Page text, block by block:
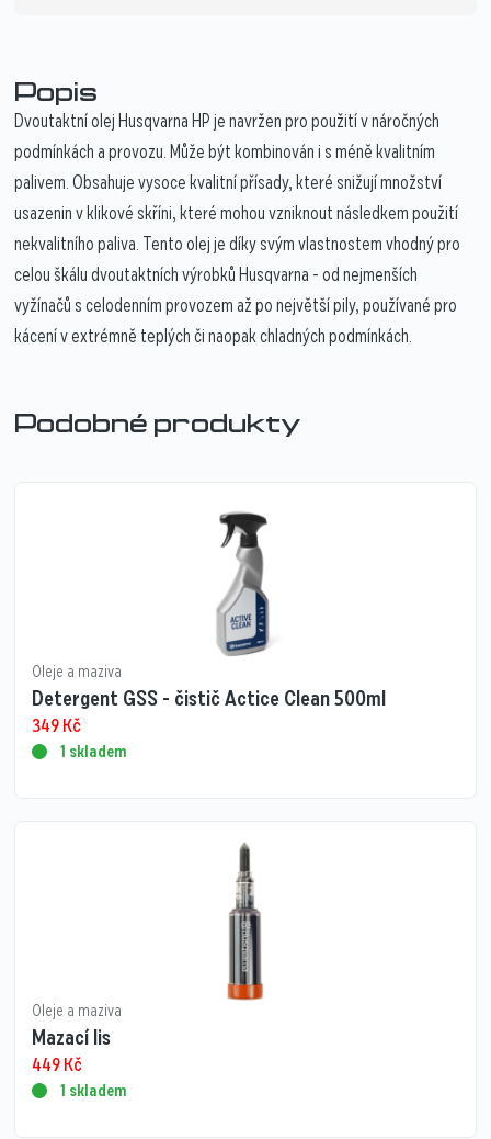
Popis
Dvoutaktní olej Husqvarna HP je navržen pro použití v náročných
podmínkách a provozu. Může být kombinován i s méně kvalitním
palivem. Obsahuje vysoce kvalitní přísady, které snižují množství
usazenin v klikové skříni, které mohou vzniknout následkem použití
nekvalitního paliva. Tento olej je díky svým vlastnostem vhodný pro
celou škálu dvoutaktních výrobků Husqvarna - od nejmenších
vyžínačů s celodenním provozem až po největší pily, používané pro
kácení v extrémně teplých či naopak chladných podmínkách.
Podobné produkty
Oleje a maziva
Detergent GSS - čistič Actice Clean 500ml
349Kč
1 skladem
Oleje a maziva
Mazací lis
449Kč
1 skladem